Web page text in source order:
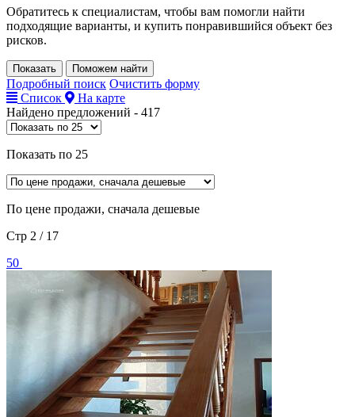
Обратитесь к специалистам, чтобы вам помогли найти
подходящие варианты, и купить понравившийся объект без
рисков.
Показать Поможем найти
Подробный поиск Очистить форму
Список
На карте
Найдено предложений - 417
Показать по 25
По цене продажи, сначала дешевые
Стр 2 / 17
50